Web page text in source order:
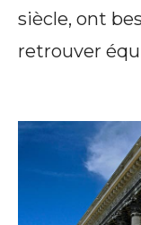
siècle, ont
retrouver